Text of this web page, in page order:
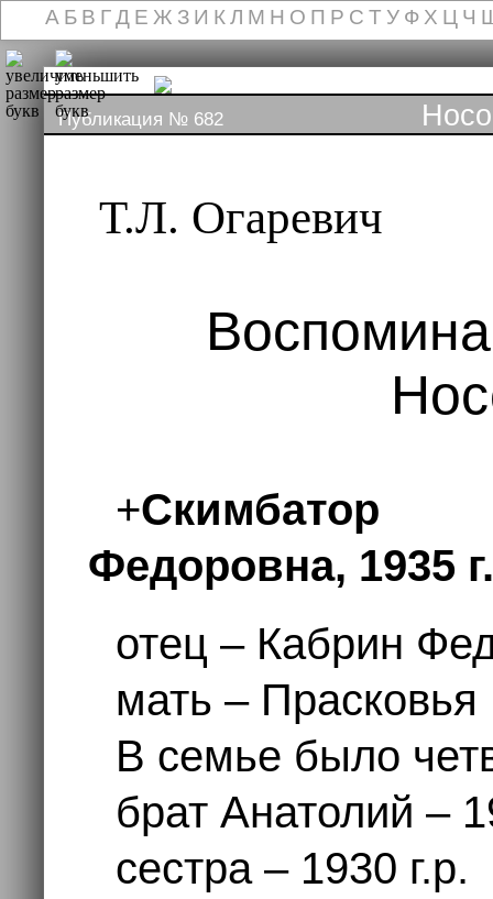
А Б В ГД Е Ж З И К Л М Н О П Р С Т У Ф Х Ц Ч
Публикация № 682
Т.Л. Огаревич
+Скимбатор
Федоровна, 1935
отец – Кабрин
мать –
В семье было
брат Анатолий –
сестра – 1930 г.р.